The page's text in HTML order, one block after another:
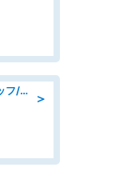
＞
日払いOKで即日収入/キッチンスタッフ/デリバリー業務など、自己成長可能な幅広い仕事に挑戦!髪型自由&ピアス・ネイルOK/茨城県/水戸市